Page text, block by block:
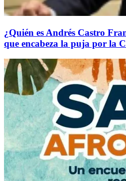
¿Quién es Andrés Castro
que encabeza la puja por la